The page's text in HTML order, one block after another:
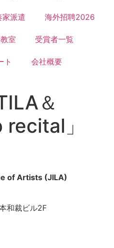
家派遣 海外招聘2026
室 受賞者一覧
ト 会社概要
＆
」
of Artists (JILA)
和裁ビル2F